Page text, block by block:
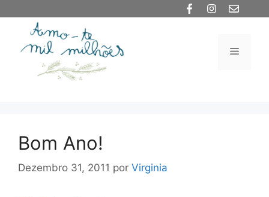
conteúdo
Menu
Bom Ano!
Dezembro 31, 2011 por Virginia